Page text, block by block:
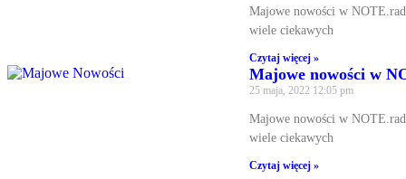
Majowe nowości w
wiele ciekawych
Czytaj więcej »
Majowe nowości w
25 maja, 2022 12:05 pm
Majowe nowości w
wiele ciekawych
Czytaj więcej »